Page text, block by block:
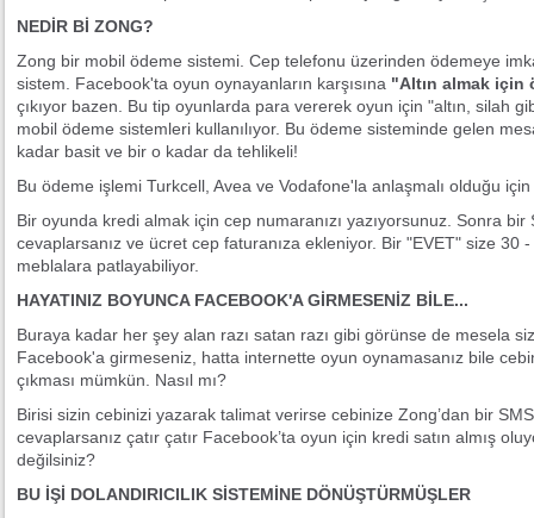
NEDİR Bİ ZONG?
Zong bir mobil ödeme sistemi. Cep telefonu üzerinden ödemeye
sistem. Facebook'ta oyun oynayanların karşısına "Altın almak
çıkıyor bazen. Bu tip oyunlarda para vererek oyun için "altın, silah
mobil ödeme sistemleri kullanılıyor. Bu ödeme sisteminde gelen
kadar basit ve bir o kadar da tehlikeli!
Bu ödeme işlemi Turkcell, Avea ve Vodafone'la anlaşmalı olduğu
Bir oyunda kredi almak için cep numaranızı yazıyorsunuz. Sonra bir
cevaplarsanız ve ücret cep faturanıza ekleniyor. Bir "EVET" size 30
meblalara patlayabiliyor.
HAYATINIZ BOYUNCA FACEBOOK'A GİRMESENİZ BİLE...
Buraya kadar her şey alan razı satan razı gibi görünse de mesela
Facebook'a girmeseniz, hatta internette oyun oynamasanız bile
çıkması mümkün. Nasıl mı?
Birisi sizin cebinizi yazarak talimat verirse cebinize Zong’dan bir SMS
cevaplarsanız çatır çatır Facebook’ta oyun için kredi satın almış
değilsiniz?
BU İŞİ DOLANDIRICILIK SİSTEMİNE DÖNÜŞTÜRMÜŞLER